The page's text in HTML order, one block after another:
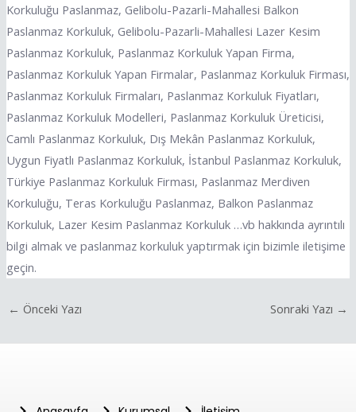
Korkuluğu Paslanmaz, Gelibolu-Pazarli-Mahallesi Balkon
Paslanmaz Korkuluk, Gelibolu-Pazarli-Mahallesi Lazer Kesim
Paslanmaz Korkuluk, Paslanmaz Korkuluk Yapan Firma,
Paslanmaz Korkuluk Yapan Firmalar, Paslanmaz Korkuluk Firması,
Paslanmaz Korkuluk Firmaları, Paslanmaz Korkuluk Fiyatları,
Paslanmaz Korkuluk Modelleri, Paslanmaz Korkuluk Üreticisi,
Camlı Paslanmaz Korkuluk, Dış Mekân Paslanmaz Korkuluk,
Uygun Fiyatlı Paslanmaz Korkuluk, İstanbul Paslanmaz Korkuluk,
Türkiye Paslanmaz Korkuluk Firması, Paslanmaz Merdiven
Korkuluğu, Teras Korkuluğu Paslanmaz, Balkon Paslanmaz
Korkuluk, Lazer Kesim Paslanmaz Korkuluk …vb hakkında ayrıntılı
bilgi almak ve paslanmaz korkuluk yaptırmak için bizimle iletişime
geçin.
← Önceki Yazı Sonraki Yazı →